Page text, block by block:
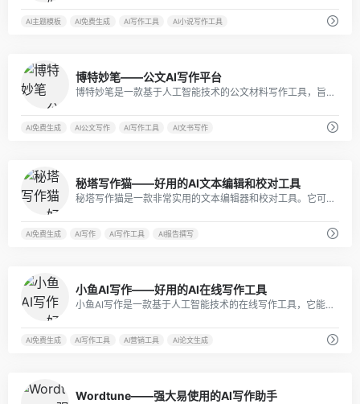
AI主题模板 AI免费生成 AI写作工具 AI小说写作工具
博特妙笔——公文AI写作平台
博特妙笔是一款基于人工智能技术的公文材料写作工具，旨在帮助公职人员快速、准确地完成法定性、事务性、规范性公文以及其他各类材料的创作。
AI免费生成 AI公文写作 AI写作工具 AI文书写作
秘塔写作猫——好用的AI文本编辑和校对工具
秘塔写作猫是一款非常实用的文本编辑器和校对工具。它可以帮助用户快速创建和编辑文档，同时还提供了一系列特色功能，如文本校对、翻译、语音输入等，让用户的写作更加高效、准确。
AI免费生成 AI写作 AI写作工具 AI报告撰写
小鱼AI写作——好用的AI在线写作工具
小鱼AI写作是一款基于人工智能技术的在线写作工具，它能够根据用户输入的关键词或主题，自动生成高质量的原创文章，极大提高了内容创作效率。
AI免费生成 AI写作工具 AI营销工具 AI论文生成
Wordtune——强大易使用的AI写作助手